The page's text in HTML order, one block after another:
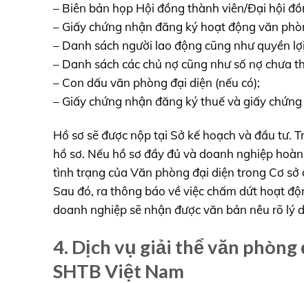
– Biên bản họp Hội đồng thành viên/Đại hội
– Giấy chứng nhận đăng ký hoạt động văn
– Danh sách người lao động cũng như quyền
– Danh sách các chủ nợ cũng như số nợ chưa
– Con dấu văn phòng đại diện (nếu có);
– Giấy chứng nhận đăng ký thuế và giấy
Hồ sơ sẽ được nộp tại Sở kế hoạch và đầu tư.
hồ sơ. Nếu hồ sơ đầy đủ và doanh nghiệp
tình trạng của Văn phòng đại diện trong Cơ
Sau đó, ra thông báo về việc chấm dứt hoạt
doanh nghiệp sẽ nhận được văn bản nêu rõ lý
4. Dịch vụ giải thể văn
SHTB Việt Nam